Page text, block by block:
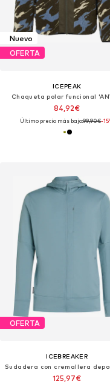
Nuevo
OFERTA
ICEPEAK
Chaqueta polar funcional
84,92€
Último precio más bajo:99,90€-
OFERTA
ICEBREAKER
125,97€